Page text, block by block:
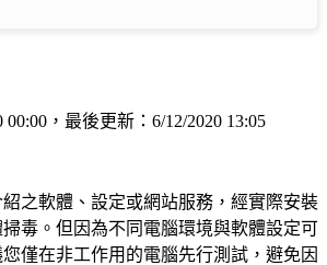
，最後更新：6/12/2020 13:05
之軟體、設定或網站服務，經實際安裝
毒。但因為不同電腦環境與軟體設定可
僅在非工作用的電腦先行測試，避免因